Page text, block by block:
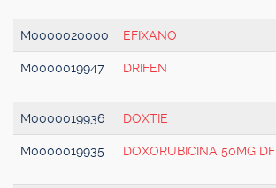
M0000020000 EFIXANO
M0000019947 DRIFEN
M0000019936 DOXTIE
M0000019935 DOXORUBICINA 50MG DF